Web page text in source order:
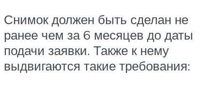
Снимок должен быть сделан не
ранее чем за 6 месяцев до даты
подачи заявки. Также к нему
выдвигаются такие требования: